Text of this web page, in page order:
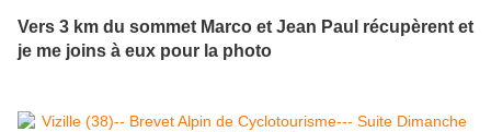
Vers 3 km du sommet Marco et Jean Paul récupèrent et
je me joins à eux pour la photo